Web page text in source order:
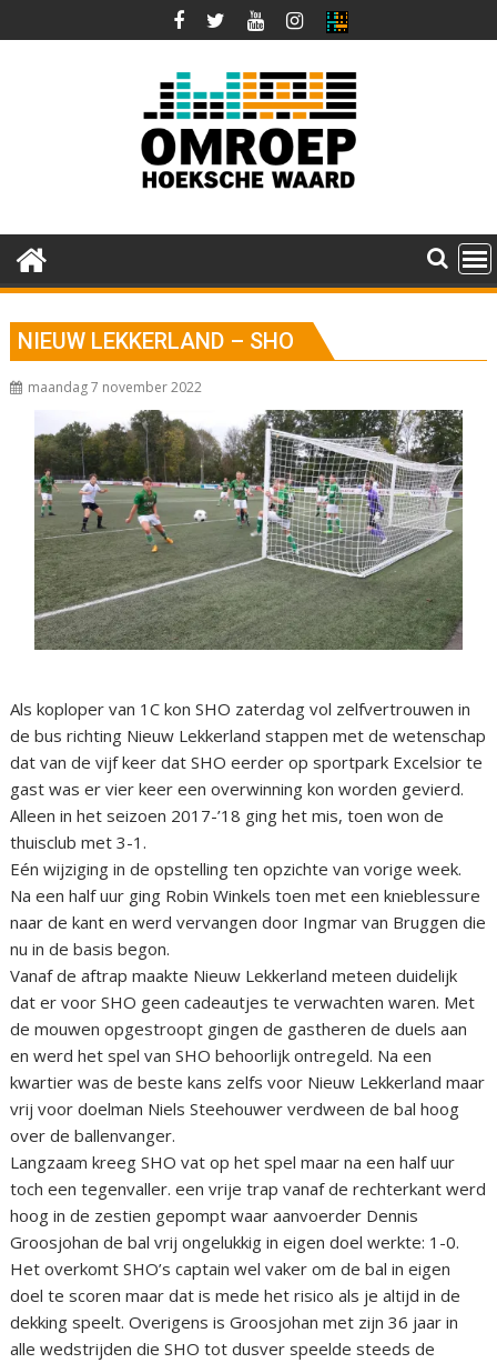
naar
NIEUW LEKKERLAND – SHO
maandag 7 november 2022
Als koploper van 1C kon SHO zaterdag vol zelfvertrouwen in
de bus richting Nieuw Lekkerland stappen met de wetenschap
dat van de vijf keer dat SHO eerder op sportpark Excelsior te
gast was er vier keer een overwinning kon worden gevierd.
Alleen in het seizoen 2017-’18 ging het mis, toen won de
thuisclub met 3-1.
Eén wijziging in de opstelling ten opzichte van vorige week.
Na een half uur ging Robin Winkels toen met een knieblessure
naar de kant en werd vervangen door Ingmar van Bruggen die
nu in de basis begon.
Vanaf de aftrap maakte Nieuw Lekkerland meteen duidelijk
dat er voor SHO geen cadeautjes te verwachten waren. Met
de mouwen opgestroopt gingen de gastheren de duels aan
en werd het spel van SHO behoorlijk ontregeld. Na een
kwartier was de beste kans zelfs voor Nieuw Lekkerland maar
vrij voor doelman Niels Steehouwer verdween de bal hoog
over de ballenvanger.
Langzaam kreeg SHO vat op het spel maar na een half uur
toch een tegenvaller. een vrije trap vanaf de rechterkant werd
hoog in de zestien gepompt waar aanvoerder Dennis
Groosjohan de bal vrij ongelukkig in eigen doel werkte: 1-0.
Het overkomt SHO’s captain wel vaker om de bal in eigen
doel te scoren maar dat is mede het risico als je altijd in de
dekking speelt. Overigens is Groosjohan met zijn 36 jaar in
alle wedstrijden die SHO tot dusver speelde steeds de